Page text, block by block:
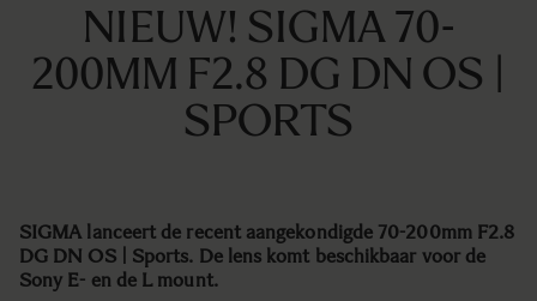
NIEUW! SIGMA 70-
200MM F2.8 DG DN OS |
SPORTS
SIGMA lanceert de recent aangekondigde 70-200mm F2.8
DG DN OS | Sports. De lens komt beschikbaar voor de
Sony E- en de L mount.